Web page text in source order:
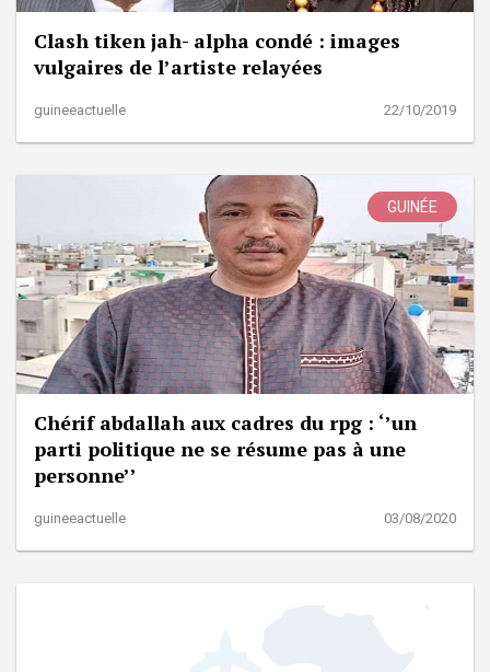
Clash tiken jah- alpha condé : images
vulgaires de l’artiste relayées
guineeactuelle 22/10/2019
GUINÉE
Chérif abdallah aux cadres du rpg : ‘’un
parti politique ne se résume pas à une
personne’’
guineeactuelle 03/08/2020